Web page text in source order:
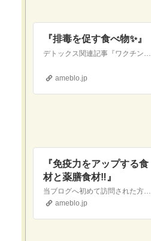
『排毒を促す食べ物✨』
デトックス関連記事『ワクチンを打ってしまった人へ 〜デトックス〜』これまで、新型コロナワクチンを含むあらゆるワクチンに関するリスクについてお話ししてきました。…
ameblo.jp
『免疫力をアップする食
材と薬膳食材‼️』
当ブログへ初めて訪問された方へ当ブログは『現代医療やワクチンに対して疑念を抱いている』という方や『食の安全(農薬・添加物etc.)に不安を感じている』という方…
ameblo.jp